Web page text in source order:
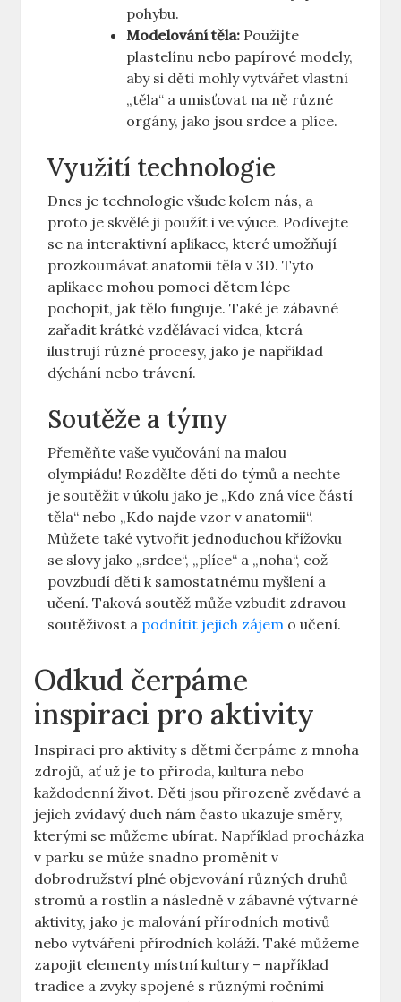
pohybu.
Modelování těla: ⁢Použijte
plastelínu nebo papírové modely,
aby si děti mohly vytvářet vlastní
„těla“ a umisťovat ⁤na ně⁣ různé
orgány, jako⁤ jsou srdce ⁣a⁤ plíce.
Využití technologie
Dnes⁤ je technologie všude kolem nás, a
proto je skvělé ji použít i ve​ výuce.‌ Podívejte
se na interaktivní aplikace, které umožňují
prozkoumávat anatomii těla v 3D. Tyto
aplikace‍ mohou ⁣pomoci dětem lépe
pochopit, jak tělo funguje. Také je zábavné
zařadit krátké vzdělávací videa,⁣ která
ilustrují různé procesy, jako je například
dýchání ⁢nebo trávení.
Soutěže⁤ a týmy
Přeměňte vaše vyučování⁣ na malou
olympiádu! Rozdělte děti do týmů a nechte
je soutěžit v⁢ úkolu jako je „Kdo zná ​více částí
těla“ nebo „Kdo najde vzor v anatomii“.
Můžete také vytvořit jednoduchou křížovku
se slovy ‌jako⁤ „srdce“, ⁣„plíce“ a „noha“, což
povzbudí děti k⁣ samostatnému myšlení⁢ a
učení. ‍Taková soutěž může⁢ vzbudit ⁤zdravou⁢
soutěživost ⁢a podnítit jejich zájem o učení.
Odkud⁢ čerpáme
inspiraci⁤ pro aktivity
Inspiraci pro aktivity s dětmi čerpáme z mnoha
zdrojů, ať už je to ⁤příroda, ⁢kultura ⁢nebo
každodenní život. Děti jsou přirozeně zvědavé a
jejich​ zvídavý duch ⁢nám⁤ často ukazuje ​směry,
kterými se můžeme⁤ ubírat. Například ⁤procházka
v parku se může snadno proměnit v
dobrodružství​ plné objevování různých druhů ​
stromů‍ a rostlin a následně v zábavné výtvarné
⁣aktivity, jako je ⁣malování přírodních⁣ motivů⁤
nebo ​vytváření přírodních koláží. Také můžeme
zapojit elementy místní kultury – ​například‍
tradice a zvyky spojené s různými ročními⁤